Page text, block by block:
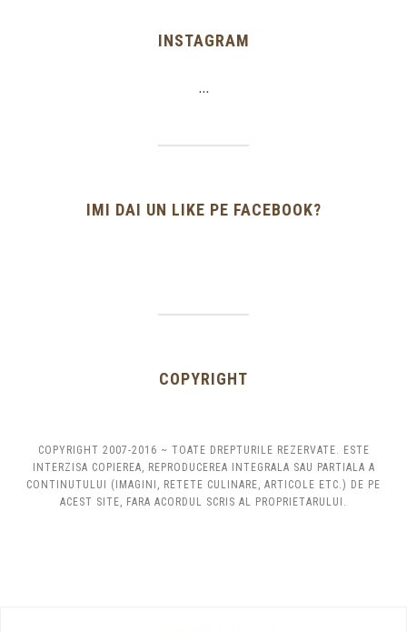
INSTAGRAM
…
IMI DAI UN LIKE PE FACEBOOK?
COPYRIGHT
COPYRIGHT 2007-2016 ~ TOATE DREPTURILE REZERVATE. ESTE
INTERZISA COPIEREA, REPRODUCEREA INTEGRALA SAU PARTIALA A
CONTINUTULUI (IMAGINI, RETETE CULINARE, ARTICOLE ETC.) DE PE
ACEST SITE, FARA ACORDUL SCRIS AL PROPRIETARULUI.